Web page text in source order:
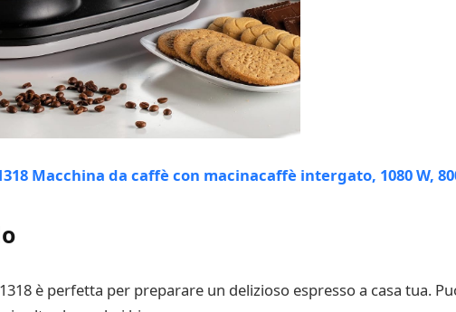
è perfetta per preparare un delizioso espresso a casa tua.